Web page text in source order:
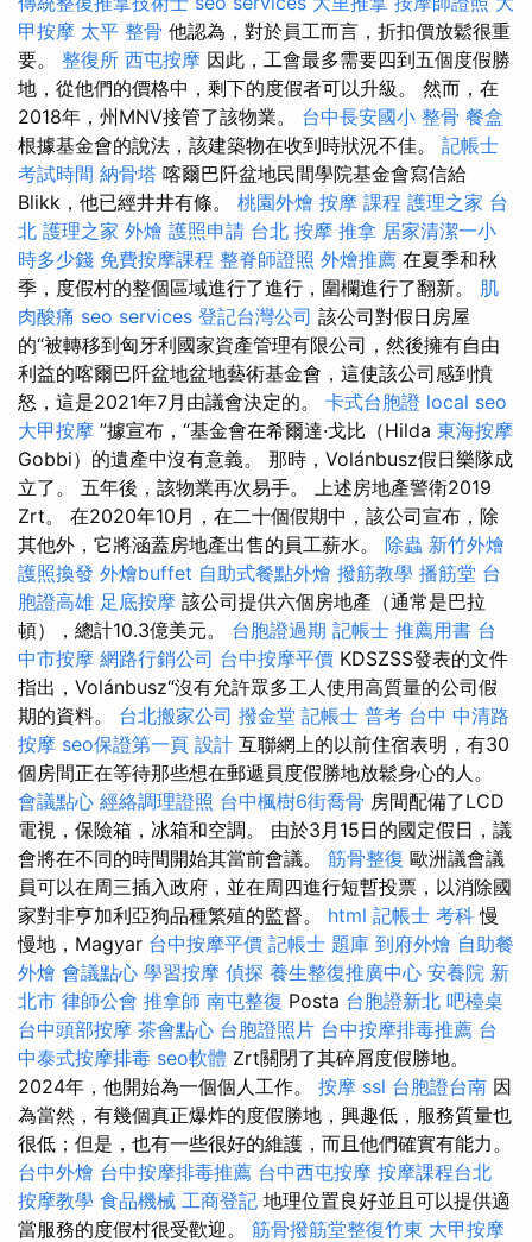
甲按摩 太平 整骨 他認為，對於員工而言，折扣價放鬆很重
要。 整復所 西屯按摩 因此，工會最多需要四到五個度假勝
地，從他們的價格中，剩下的度假者可以升級。 然而，在
2018年，州MNV接管了該物業。 台中長安國小 整骨 餐盒
根據基金會的說法，該建築物在收到時狀況不佳。 記帳士
考試時間 納骨塔 喀爾巴阡盆地民間學院基金會寫信給
Blikk，他已經井井有條。 桃園外燴 按摩 課程 護理之家 台
北 護理之家 外燴 護照申請 台北 按摩 推拿 居家清潔一小
時多少錢 免費按摩課程 整脊師證照 外燴推薦 在夏季和秋
季，度假村的整個區域進行了進行，圍欄進行了翻新。 肌
肉酸痛 seo services 登記台灣公司 該公司對假日房屋
的“被轉移到匈牙利國家資產管理有限公司，然後擁有自由
利益的喀爾巴阡盆地盆地藝術基金會，這使該公司感到憤
怒，這是2021年7月由議會決定的。 卡式台胞證 local seo
大甲按摩 ”據宣布，“基金會在希爾達·戈比（Hilda 東海按摩
Gobbi）的遺產中沒有意義。 那時，Volánbusz假日樂隊成
立了。 五年後，該物業再次易手。 上述房地產警衛2019
Zrt。 在2020年10月，在二十個假期中，該公司宣布，除
其他外，它將涵蓋房地產出售的員工薪水。 除蟲 新竹外燴
護照換發 外燴buffet 自助式餐點外燴 撥筋教學 播筋堂 台
胞證高雄 足底按摩 該公司提供六個房地產（通常是巴拉
頓），總計10.3億美元。 台胞證過期 記帳士 推薦用書 台
中市按摩 網路行銷公司 台中按摩平價 KDSZSS發表的文件
指出，Volánbusz“沒有允許眾多工人使用高質量的公司假
期的資料。 台北搬家公司 撥金堂 記帳士 普考 台中 中清路
按摩 seo保證第一頁 設計 互聯網上的以前住宿表明，有30
個房間正在等待那些想在郵遞員度假勝地放鬆身心的人。
會議點心 經絡調理證照 台中楓樹6街喬骨 房間配備了LCD
電視，保險箱，冰箱和空調。 由於3月15日的國定假日，議
會將在不同的時間開始其當前會議。 筋骨整復 歐洲議會議
員可以在周三插入政府，並在周四進行短暫投票，以消除國
家對非亨加利亞狗品種繁殖的監督。 html 記帳士 考科 慢
慢地，Magyar 台中按摩平價 記帳士 題庫 到府外燴 自助餐
外燴 會議點心 學習按摩 偵探 養生整復推廣中心 安養院 新
北市 律師公會 推拿師 南屯整復 Posta 台胞證新北 吧檯桌
台中頭部按摩 茶會點心 台胞證照片 台中按摩排毒推薦 台
中泰式按摩排毒 seo軟體 Zrt關閉了其碎屑度假勝地。
2024年，他開始為一個個人工作。 按摩 ssl 台胞證台南 因
為當然，有幾個真正爆炸的度假勝地，興趣低，服務質量也
很低；但是，也有一些很好的維護，而且他們確實有能力。
台中外燴 台中按摩排毒推薦 台中西屯按摩 按摩課程台北
按摩教學 食品機械 工商登記 地理位置良好並且可以提供適
當服務的度假村很受歡迎。 筋骨撥筋堂整復竹東 大甲按摩